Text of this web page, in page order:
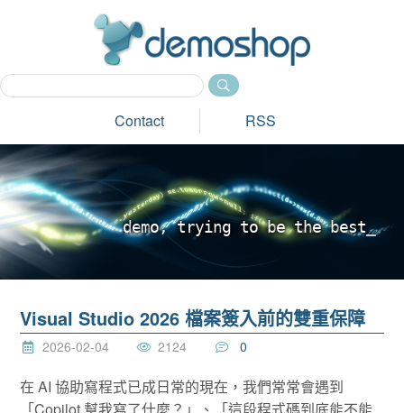
Contact RSS
demo, trying to be the best_
Visual Studio 2026 檔案簽入前的雙重保障
2026-02-04 2124 0
在 AI 協助寫程式已成日常的現在，我們常常會遇到
「Copilot 幫我寫了什麼？」、「這段程式碼到底能不能